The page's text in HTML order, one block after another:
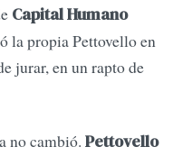
Capital Humano
la propia Pettovello en
jurar, en un rapto de
no cambió. Pettovello